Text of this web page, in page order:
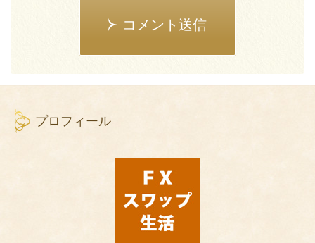
コメント送信
プロフィール